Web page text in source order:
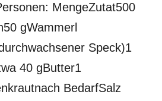
MengeZutat500
gWammerl
Speck)1
40 gButter1
BedarfSalz